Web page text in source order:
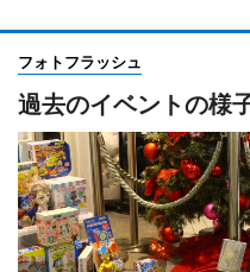
フォトフラッシュ
過去のイベントの様